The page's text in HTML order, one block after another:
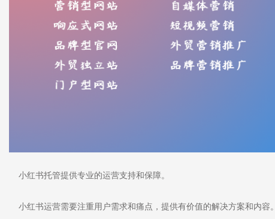
小红书托管提供专业的运营支持和保障。
小红书运营需要注重用户需求和痛点，提供有价值的解决方案和内容。